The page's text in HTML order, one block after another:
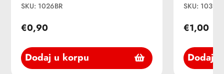
SKU: 1026BR
€0,90
Dodaj u korpu
SKU:
€1,00
Dodaj